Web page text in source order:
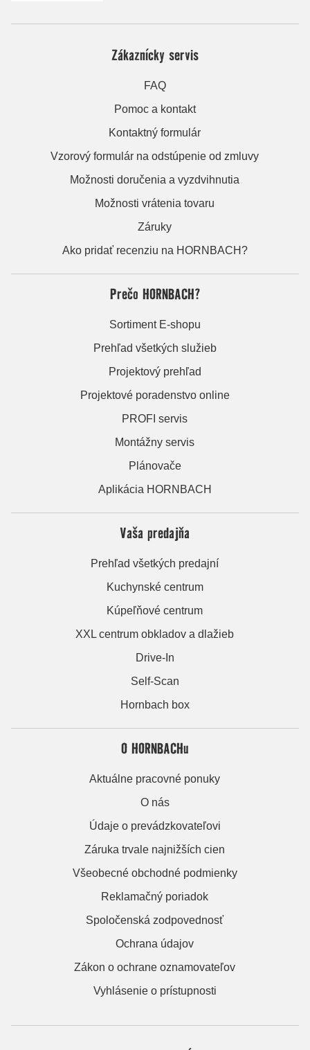
Zákaznícky servis
FAQ
Pomoc a kontakt
Kontaktný formulár
Vzorový formulár na odstúpenie od zmluvy
Možnosti doručenia a vyzdvihnutia
Možnosti vrátenia tovaru
Záruky
Ako pridať recenziu na HORNBACH?
Prečo HORNBACH?
Sortiment E-shopu
Prehľad všetkých služieb
Projektový prehľad
Projektové poradenstvo online
PROFI servis
Montážny servis
Plánovače
Aplikácia HORNBACH
Vaša predajňa
Prehľad všetkých predajní
Kuchynské centrum
Kúpeľňové centrum
XXL centrum obkladov a dlažieb
Drive-In
Self-Scan
Hornbach box
O HORNBACHu
Aktuálne pracovné ponuky
O nás
Údaje o prevádzkovateľovi
Záruka trvale najnižších cien
Všeobecné obchodné podmienky
Reklamačný poriadok
Spoločenská zodpovednosť
Ochrana údajov
Zákon o ochrane oznamovateľov
Vyhlásenie o prístupnosti